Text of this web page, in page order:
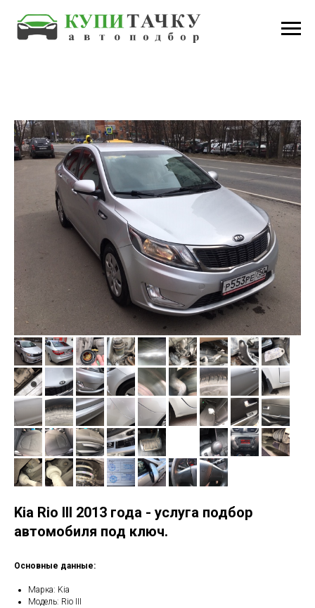
Kia Rio III 2013 года - услуга подбор
автомобиля под ключ.
Основные данные:
Марка: Kia
Модель: Rio III